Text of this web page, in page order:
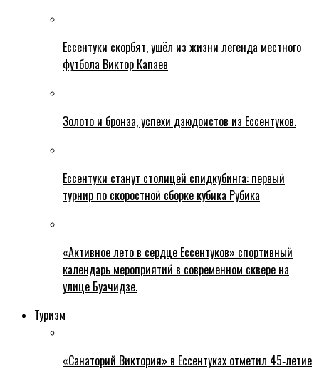
Ессентуки скорбят, ушёл из жизни легенда местного
футбола Виктор Капаев
Золото и бронза, успехи дзюдоистов из Ессентуков.
Ессентуки станут столицей спидкубинга: первый
турнир по скоростной сборке кубика Рубика
«Активное лето в сердце Ессентуков» спортивный
календарь мероприятий в современном сквере на
улице Буачидзе.
Туризм
«Санаторий Виктория» в Ессентуках отметил 45‑летие